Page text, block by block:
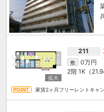
211
敷 0万円
2階 1K（
家賃2ヶ月フリーレントキャ